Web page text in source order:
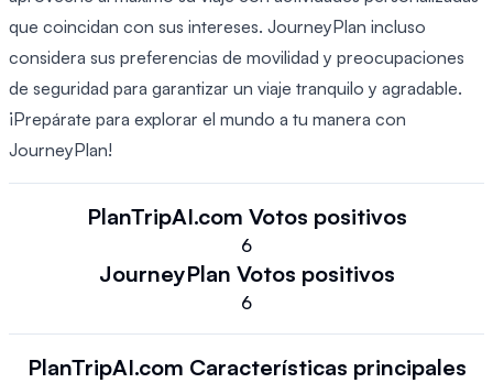
que coincidan con sus intereses. JourneyPlan incluso
considera sus preferencias de movilidad y preocupaciones
de seguridad para garantizar un viaje tranquilo y agradable.
¡Prepárate para explorar el mundo a tu manera con
JourneyPlan!
PlanTripAI.com Votos positivos
6
JourneyPlan Votos positivos
6
PlanTripAI.com Características principales